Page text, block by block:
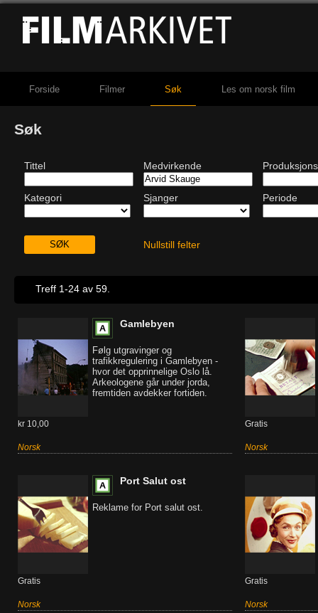
Forside Filmer Søk Les om norsk film
Søk
Tittel Medvirkende
Kategori Sjanger Periode
Nullstill felter
Treff 1-24 av 59.
Gamlebyen
Følg utgravinger og
trafikkregulering i Gamlebyen -
hvor det opprinnelige Oslo lå.
Arkeologene går under jorda,
fremtiden avdekker fortiden.
kr 10,00
Norsk
Gratis
Norsk
Port Salut ost
Reklame for Port salut ost.
Gratis
Norsk
Gratis
Norsk